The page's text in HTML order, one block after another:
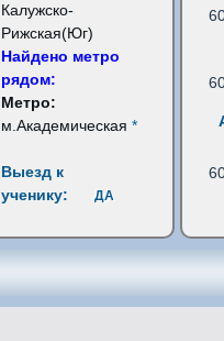
Калужско-
Рижская(Юг)
Найдено метро
рядом:
Метро:
м.Академическая*
Выезд к
ученику:
ДА